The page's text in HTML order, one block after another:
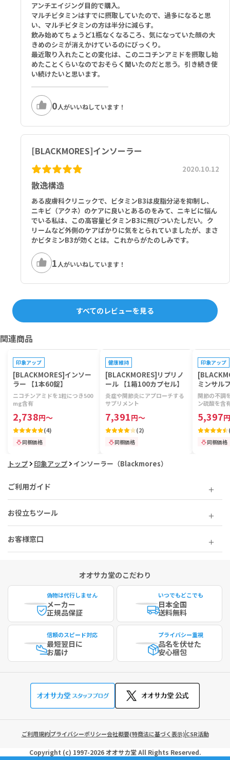
アンチエイジング目的で購入。
マルチビタミンはすでに摂取していたので、過多になると思
い、マルチビタミンの方は半分に減らす。
飲み始めてちょうど1瓶なくなるころ、気になっていた顔の大
きめのシミが消えかけているのにびっくり。
最近取り入れたことの変化は、このニコチンアミドを摂取し始
めたことくらいなのでおそらく聞いたのだと思う。引き続き使
い続けたいと思います。
0人がいいねしています！
[BLACKMORES]インソーラー
散逸構造
2020.10.12
ある皮膚科クリニックで、ビタミンB3は皮脂分泌を抑制し、
ニキビ（アクネ）のケアに良いとあるのをみて、ニキビに悩ん
でいる私は、この高容量ビタミンB3に飛びついたしだい。ク
リームなど外側のケアばかりに気をとられていましたが、まさ
かビタミンB3が効くとは。これからがたのしみです。
1 人がいいねしています！
すべてのレビューを見る
関連商品
プレゼントキャンペーン対象
印象アップ
[BLACKMORES]インソー
ラー 【1本60錠】
ニコチンアミドを1粒につき500
mg含有
2,738円～
(4)
同梱価格
健康維持
[BLACKMORES]リプリノ
ール 【1箱100カプセル】
炎症や関節炎にアプローチする
サプリメント
7,391円～
(2)
同梱価格
印象アップ
ミンサル
ンアデイ
関節の不調
ン硫酸を含
5,397円
同梱価格
トップ 印象アップ インソーラー（Blackmores）
ご利用ガイド
お役立ちツール
お客様窓口
オオサカ堂のこだわり
偽物は代行しません
メーカー
正規品保証
いつでもどこでも
日本全国
送料無料
信頼のスピード対応
最短翌日に
お届け
プライバシー重視
品名を伏せた
安心梱包
ご利用規約プライバシーポリシー会社概要(特商法に基づく表示)CSR活動
Copyright (c) 1997-2026 オオサカ堂All Rights Reserved.